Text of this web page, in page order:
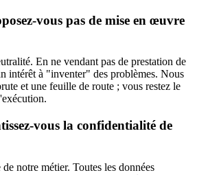
vous pas de mise en œuvre
En ne vendant pas de prestation de
intérêt à "inventer" des problèmes. Nous
et une feuille de route ; vous restez le
vous la confidentialité de
notre métier. Toutes les données